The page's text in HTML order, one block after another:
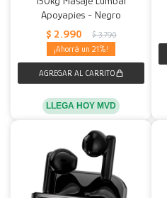
Apoyapies - Negro
$ 2.990 $ 3.790
21
LLEGA HOY MVD
Fundas
Accesorios para el hogar
Herramientas
Muebles Infantiles